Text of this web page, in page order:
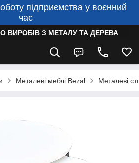
підприємства у воєнний
час
ВИРОБІВ З МЕТАЛУ ТА ДЕРЕВА
Металеві меблі Bezal Металеві